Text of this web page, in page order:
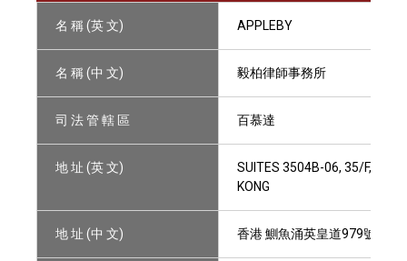
名 稱 (英 文) APPLEBY
名 稱 (中 文) 毅柏律師事務所
司 法 管 轄 區 百慕達
地 址 (英 文)
SUITES 3504B-06, 35/F, TWO
KONG
地 址 (中 文) 香港 鰂魚涌英皇道979號 太